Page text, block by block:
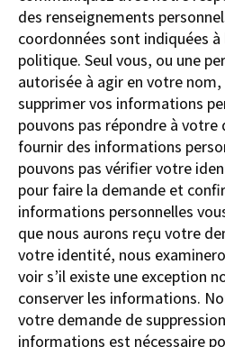
des renseignements
coordonnées sont indiquées
politique. Seul vous, ou une
autorisée à agir en votre
supprimer vos informations
pouvons pas répondre à votre
fournir des informations
pouvons pas vérifier votre
pour faire la demande et
informations personnelles
que nous aurons reçu votre
votre identité, nous
voir s’il existe une exception
conserver les informations.
votre demande de
informations est nécessaire